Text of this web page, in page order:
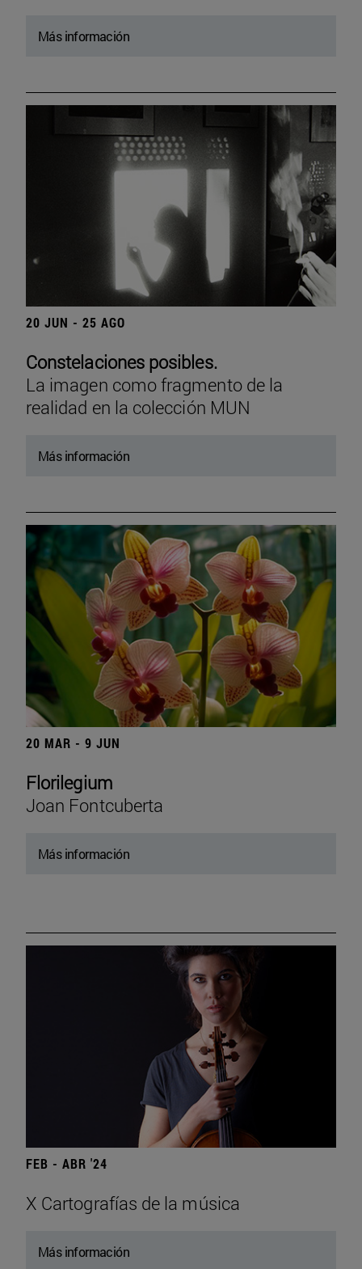
Más información
20 JUN - 25 AGO
Constelaciones posibles.
La imagen como fragmento de la
realidad en la colección MUN
Más información
20 MAR - 9 JUN
Florilegium
Joan Fontcuberta
Más información
FEB - ABR '24
X Cartografías de la música
Más información